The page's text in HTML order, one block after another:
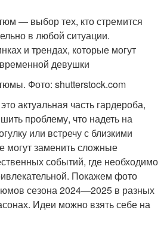
— выбор тех, кто стремится
в любой ситуации.
и трендах, которые могут
девушки
Фото: shutterstock.com
актуальная часть гардероба,
проблему, что надеть на
или встречу с близкими
могут заменить сложные
событий, где необходимо
Покажем фото
сезона 2024—2025 в разных
Идеи можно взять себе на